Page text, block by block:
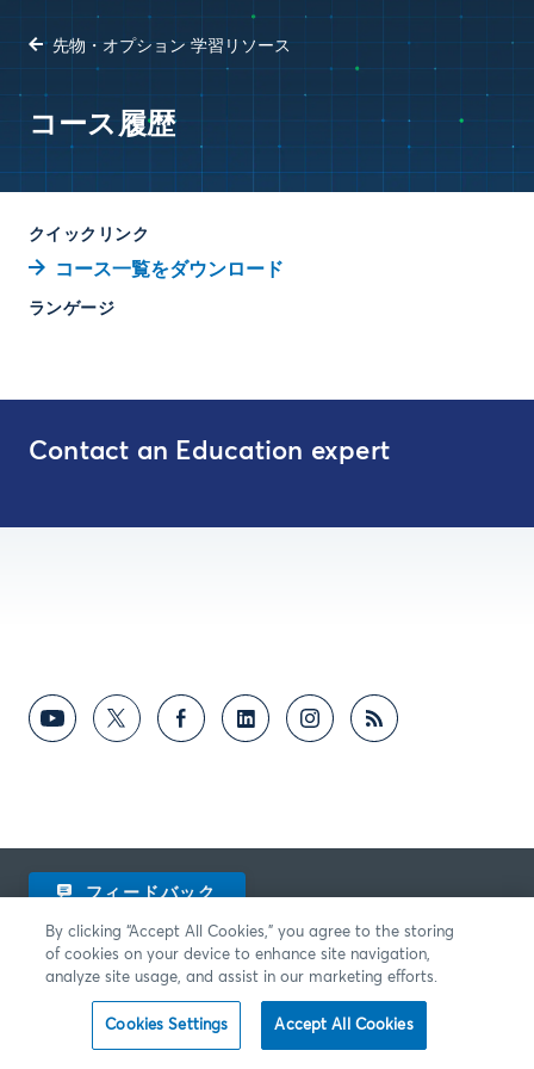
先物・オプション 学習リソース
コース履歴
クイックリンク
コース一覧をダウンロード
ランゲージ
Contact an Education expert
フィードバック
By clicking “Accept All Cookies,” you agree to the storing
of cookies on your device to enhance site navigation,
analyze site usage, and assist in our marketing efforts.
Cookies Settings Accept All Cookies